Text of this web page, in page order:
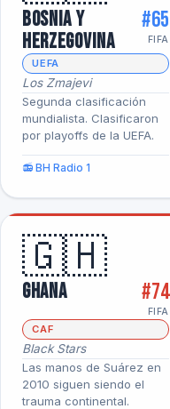
Bosnia y
Herzegovina
#65
FIFA
UEFA
Los Zmajevi
Segunda clasificación
mundialista. Clasificaron
por playoffs de la UEFA.
📻 BH Radio 1
🇬🇭
Ghana #74
FIFA
CAF
Black Stars
Las manos de Suárez en
2010 siguen siendo el
trauma continental.